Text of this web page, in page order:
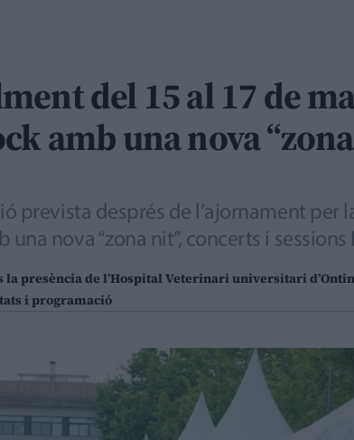
del 15 al 17 de
amb una nova
prevista després de l’ajornament per
nova “zona nit”, concerts i sessions
presència de l’Hospital Veterinari universitari
i programació